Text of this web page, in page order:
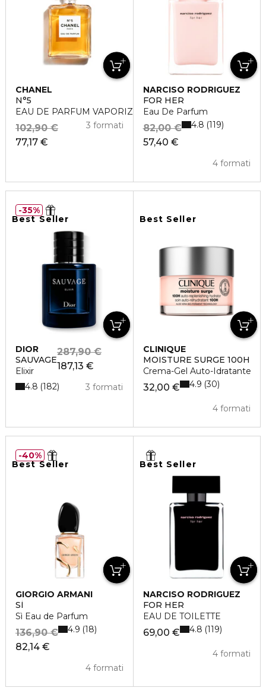
CHANEL
N°5
EAU DE PARFUM VAPORIZZATORE
77,17 €
102,90 € 3 formati
NARCISO RODRIGUEZ
FOR HER
Eau De Parfum
57,40 €
82,00 €
4 formati
4.8 119
Best Seller
DIOR
SAUVAGE
Elixir
187,13 €
287,90 €
3 formati
4.8 182
35%
Best Seller
CLINIQUE
MOISTURE SURGE 100H
Crema-Gel Auto-Idratante
32,00 €
4 formati
4.9 30
Best Seller
GIORGIO ARMANI
SÌ
Sì Eau de Parfum
82,14 €
136,90 €
4 formati
4.9 18
40%
Best Seller
NARCISO RODRIGUEZ
FOR HER
EAU DE TOILETTE
69,00 €
4 formati
4.8 119